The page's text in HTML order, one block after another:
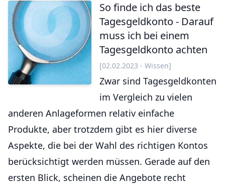
So finde ich das beste
Tagesgeldkonto - Darauf
muss ich bei einem
Tagesgeldkonto achten
[02.02.2023 - Wissen]
Zwar sind Tagesgeldkonten
im Vergleich zu vielen
anderen Anlageformen relativ einfache
Produkte, aber trotzdem gibt es hier diverse
Aspekte, die bei der Wahl des richtigen Kontos
berücksichtigt werden müssen. Gerade auf den
ersten Blick, scheinen die Angebote recht